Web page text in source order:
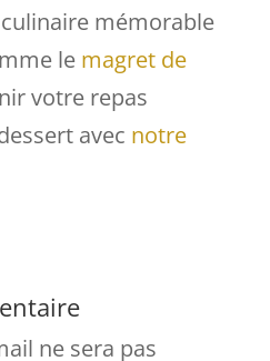
culinaire mémorable
le magret de
votre repas
avec notre
ne sera pas